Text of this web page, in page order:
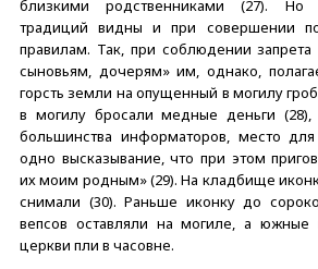
близкими родственниками (27). Но
традиций видны и при совершении
правилам. Так, при соблюдении запрета
сыновьям, дочерям» им, однако,
горсть земли на опущенный в могилу
в могилу бросали медные деньги
большинства информаторов, место
одно высказывание, что при этом
их моим родным» (29). На кладбище
снимали (30). Раньше иконку до
вепсов оставляли на могиле, а
церкви пли в часовне.